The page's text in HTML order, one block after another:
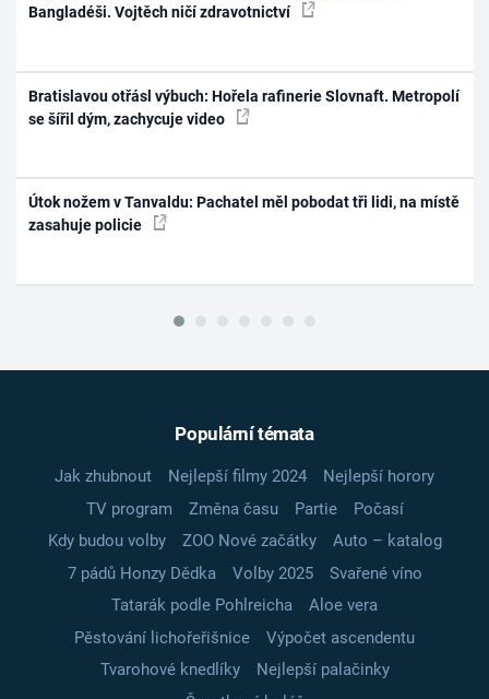
Bangladéši. Vojtěch ničí zdravotnictví
Bratislavou otřásl výbuch: Hořela rafinerie Slovnaft. Metropolí
se šířil dým, zachycuje video
Útok nožem v Tanvaldu: Pachatel měl pobodat tři lidi, na místě
zasahuje policie
Populární témata
Jak zhubnout Nejlepší filmy 2024
Nejlepší horory
TV program
Změna času Partie
Počasí
Kdy budou volby
ZOO Nové začátky
Auto – katalog
7 pádů Honzy Dědka
Volby 2025
Svařené víno
Tatarák podle Pohlreicha
Aloe vera
Pěstování lichořeřišnice
Výpočet ascendentu
Tvarohové knedlíky
Nejlepší palačinky